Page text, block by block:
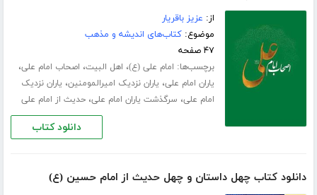
از: عزیز باقریار
موضوع:کتاب‌های اندیشه و مذهب
۴۷ صفحه
برچسب‌ها: امام علی (ع)، اهل البیت، اصحاب امام علی،
یاران امام علی، یاران نزدیک امیرالمومنین، یاران نزدیک
امام علی، سرگذشت یاران امام علی،حدیث از امام علی
دانلود کتاب
دانلود کتاب چهل داستان و چهل حدیث از امام حسین (ع)